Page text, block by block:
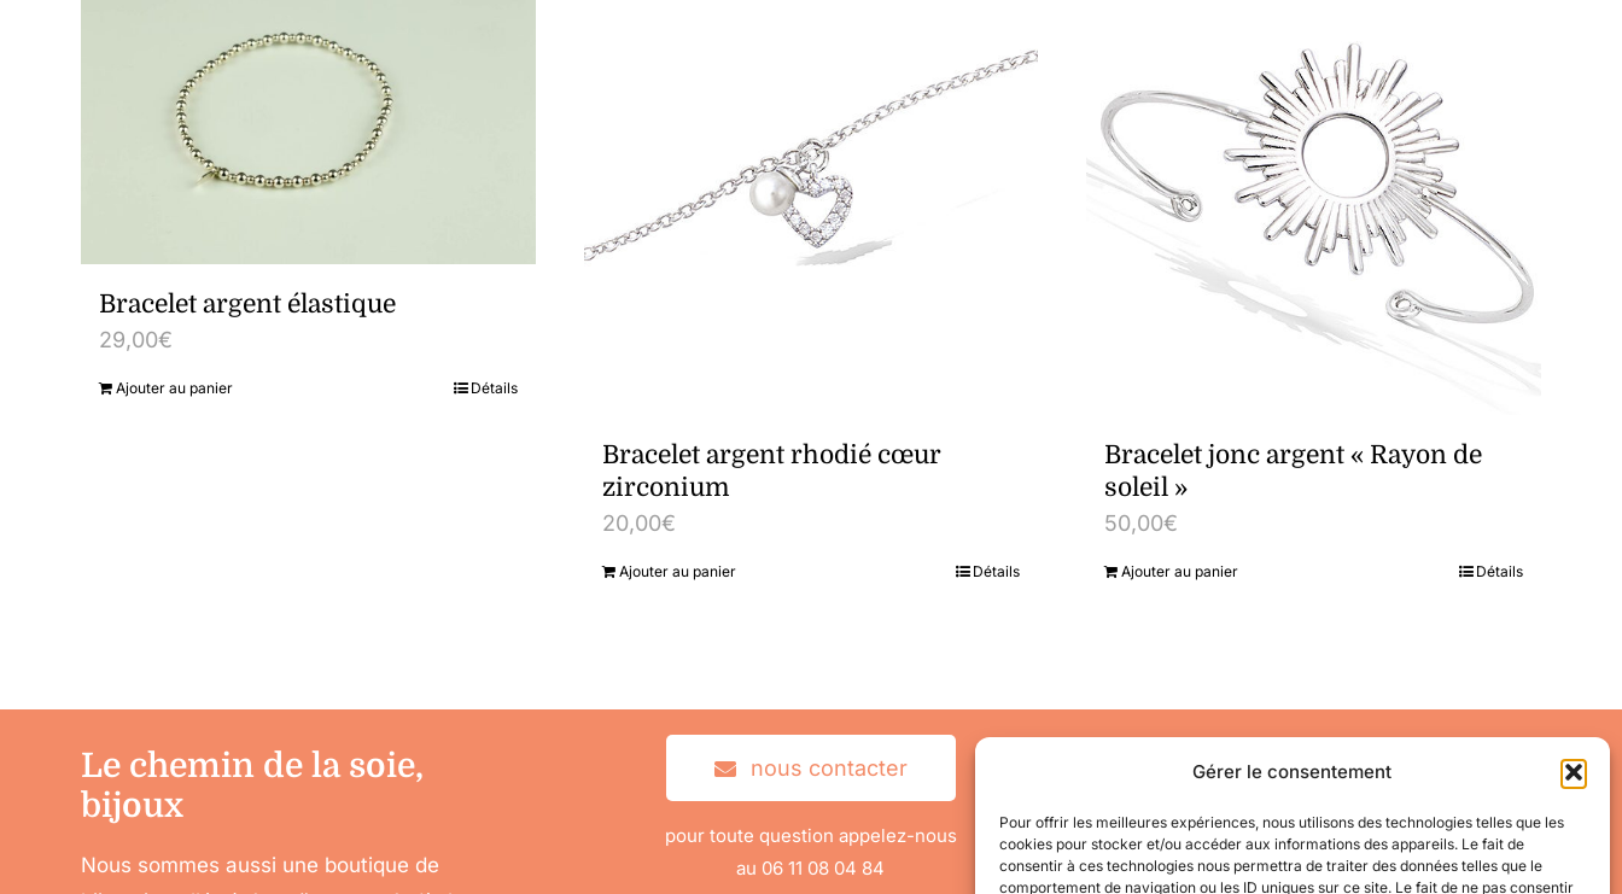
Gérer le consentement
Pour offrir les meilleures expériences, nous utilisons des technologies telles que les
cookies pour stocker et/ou accéder aux informations des appareils. Le fait de
consentir à ces technologies nous permettra de traiter des données telles que le
comportement de navigation ou les ID uniques sur ce site. Le fait de ne pas consentir
Bracelet argent élastique
29,00€
Ajouter au panier Détails
Bracelet argent rhodié cœur
zirconium
20,00€
Ajouter au panier Détails
Bracelet jonc argent « Rayon de
soleil »
50,00€
Ajouter au panier Détails
Le chemin de la soie,
bijoux
Nous sommes aussi une boutique de
nous contacter
pour toute question appelez-nous
au 06 11 08 04 84
Mes informations
Mes commandes
Conditions Générales de Vente